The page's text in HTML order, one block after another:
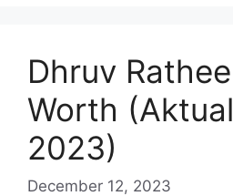
Dhruv
Worth
2023)
December 12, 2023